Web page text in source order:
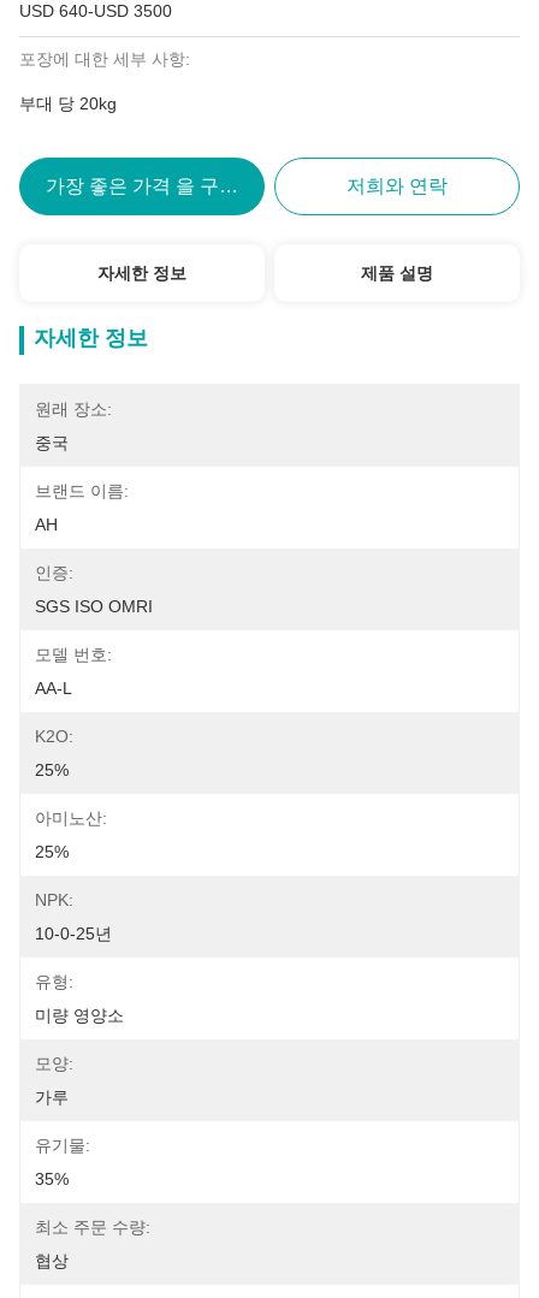
USD 640-USD 3500
포장에 대한 세부 사항:
부대 당 20kg
가장 좋은 가격 을 구하라 저희와 연락
자세한 정보 제품 설명
자세한 정보
원래 장소:
중국
브랜드 이름:
AH
인증:
SGS ISO OMRI
모델 번호:
AA-L
K2O:
25%
아미노산:
25%
NPK:
10-0-25년
유형:
미량 영양소
모양:
가루
유기물:
35%
최소 주문 수량:
협상